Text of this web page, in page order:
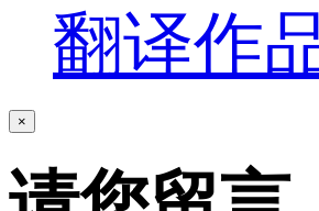
翻译作
×